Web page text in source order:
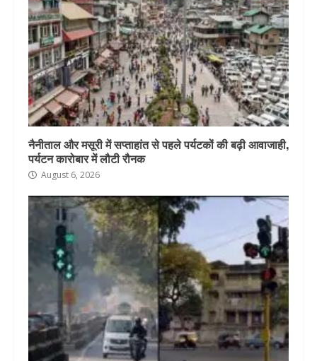
नैनीताल और मसूरी में सप्ताहांत से पहले पर्यटकों की बढ़ी आवाजाही,
पर्यटन कारोबार में लौटी रौनक
August 6, 2026